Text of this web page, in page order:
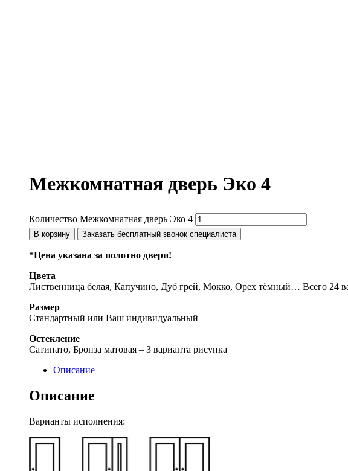
Межкомнатная дверь Эко 4
Количество Межкомнатная дверь Эко 4
В корзину Заказать бесплатный звонок специалиста
*Цена указана за полотно двери!
Цвета
Лиственница белая, Капучино, Дуб грей, Мокко, Орех тёмный… Всего 24
Размер
Стандартный или Ваш индивидуальный
Остекление
Сатинато, Бронза матовая – 3 варианта рисунка
Описание
Описание
Варианты исполнения: